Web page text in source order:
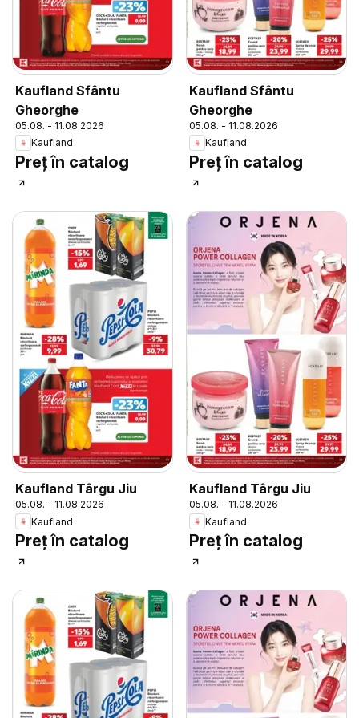
Kaufland Sfântu
Gheorghe
05.08. - 11.08.2026
Kaufland
Preț în catalog
Kaufland Sfântu
Gheorghe
05.08. - 11.08.2026
Kaufland
Preț în catalog
Kaufland Târgu Jiu
05.08. - 11.08.2026
Kaufland
Preț în catalog
Kaufland Târgu Jiu
05.08. - 11.08.2026
Kaufland
Preț în catalog